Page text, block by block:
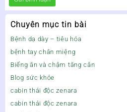
Chuyên mục tin bài
Bệnh dạ dày – tiêu hóa
bệnh tay chân miệng
Biếng ăn và chậm tăng cân
Blog sức khỏe
cabin thải độc zenara
cabin thải độc zenara